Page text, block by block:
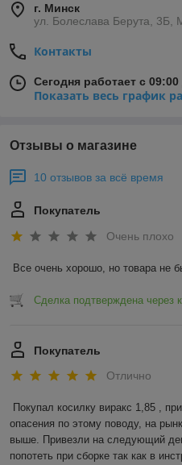
г. Минск
ул. Болеслава Берута, 3Б,
Контакты
Сегодня работает с
Показать весь график
Отзывы о магазине
10 отзывов за всё время
Покупатель
Очень плохо
Все очень хорошо, но товара не
Сделка подтверждена через
Покупатель
Отлично
Покупал косилку виракс 1,85 ,
опасения по этому поводу, на
выше. Привезли на следующий
попотеть при сборке так как в